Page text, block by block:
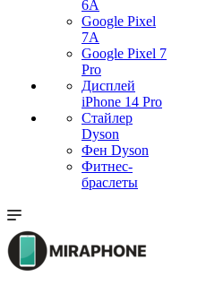
6A
Google Pixel
7А
Google Pixel 7
Pro
Дисплей
iPhone 14 Pro
Стайлер
Dyson
Фен Dyson
Фитнес-
браслеты